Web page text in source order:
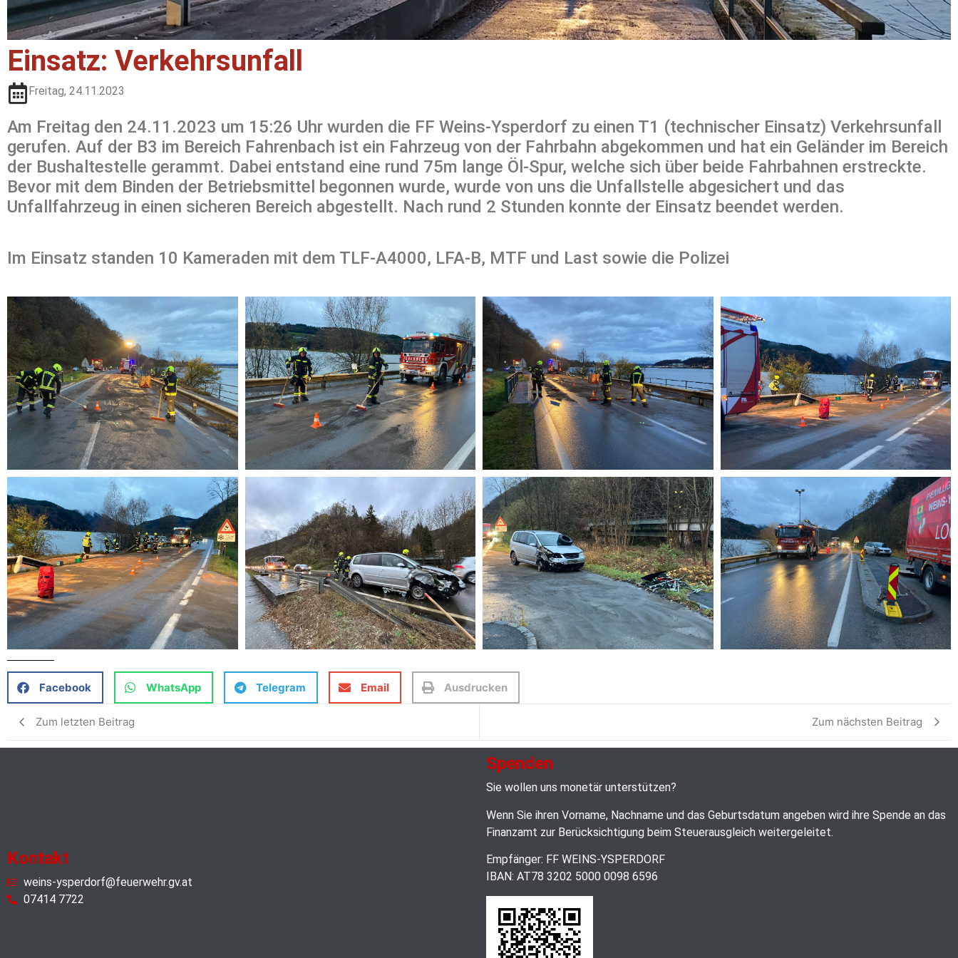
Einsatz: Verkehrsunfall
Freitag, 24.11.2023
Am Freitag den 24.11.2023 um 15:26 Uhr wurden die FF Weins-Ysperdorf zu einen T1 (technischer Einsatz) Verkehrsunfall
gerufen. Auf der B3 im Bereich Fahrenbach ist ein Fahrzeug von der Fahrbahn abgekommen und hat ein Geländer im Bereich
der Bushaltestelle gerammt. Dabei entstand eine rund 75m lange Öl-Spur, welche sich über beide Fahrbahnen erstreckte.
Bevor mit dem Binden der Betriebsmittel begonnen wurde, wurde von uns die Unfallstelle abgesichert und das
Unfallfahrzeug in einen sicheren Bereich abgestellt. Nach rund 2 Stunden konnte der Einsatz beendet werden.
Im Einsatz standen 10 Kameraden mit dem TLF-A4000, LFA-B, MTF und Last sowie die Polizei
Facebook WhatsApp Telegram Email Ausdrucken
Zum letzten Beitrag Zum nächsten Beitrag
Kontakt
weins-ysperdorf@feuerwehr.gv.at
07414 7722
Spenden
Sie wollen uns monetär unterstützen?
Wenn Sie ihren Vorname, Nachname und das Geburtsdatum angeben wird ihre Spende an das
Finanzamt zur Berücksichtigung beim Steuerausgleich weitergeleitet.
Empfänger: FF WEINS-YSPERDORF
IBAN: AT78 3202 5000 0098 6596